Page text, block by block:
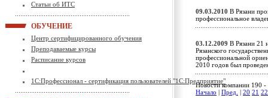
Статьи об ИТС
ОБУЧЕНИЕ
Центр сертифицированного обучения
Преподаваемые курсы
Расписание курсов
1С:Профессионал - сертификация пользователей "1С:Предприятие"
09.03.2010 В Рязани
профессиональное
03.12.2009 В Рязани 21
Рязанского
профессиональной
2010 годов был
Новости компании 190 -
Начало
Пред. 20 21 22